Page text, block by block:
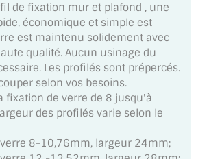
DE BAIN
DE DOUCHE
SALLE DE SPORT
DE DANSE
de fixation mur et plafond , une
économique et simple est
est maintenu solidement avec
qualité. Aucun usinage du
Les profilés sont prépercés.
selon vos besoins.
fixation de verre de 8 jusqu'à
des profilés varie selon le
verre 8-10,76mm, largeur 24mm;